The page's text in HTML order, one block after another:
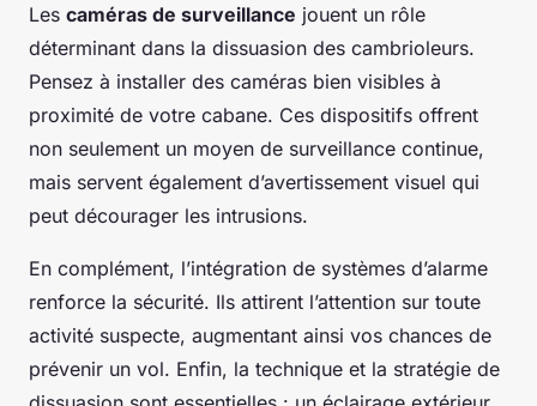
Les caméras de surveillance jouent un rôle
déterminant dans la dissuasion des cambrioleurs.
Pensez à installer des caméras bien visibles à
proximité de votre cabane. Ces dispositifs offrent
non seulement un moyen de surveillance continue,
mais servent également d’avertissement visuel qui
peut décourager les intrusions.
En complément, l’intégration de systèmes d’alarme
renforce la sécurité. Ils attirent l’attention sur toute
activité suspecte, augmentant ainsi vos chances de
prévenir un vol. Enfin, la technique et la stratégie de